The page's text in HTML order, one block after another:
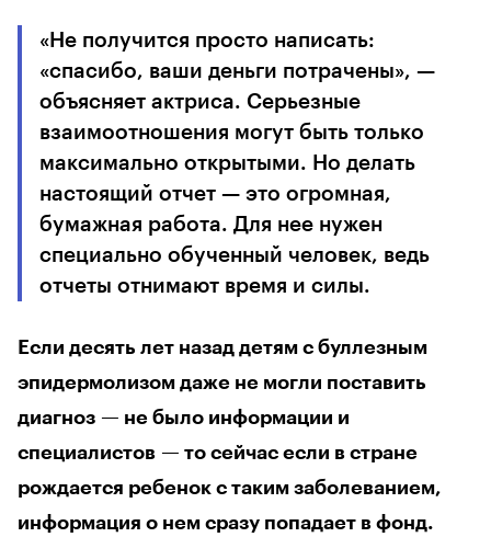
«Не получится просто написать:
«спасибо, ваши деньги потрачены», —
объясняет актриса. Серьезные
взаимоотношения могут быть только
максимально открытыми. Но делать
настоящий отчет — это огромная,
бумажная работа. Для нее нужен
специально обученный человек, ведь
отчеты отнимают время и силы.
Если десять лет назад детям с буллезным
эпидермолизом даже не могли поставить
диагноз — не было информации и
специалистов — то сейчас если в стране
рождается ребенок с таким заболеванием,
информация о нем сразу попадает в фонд.